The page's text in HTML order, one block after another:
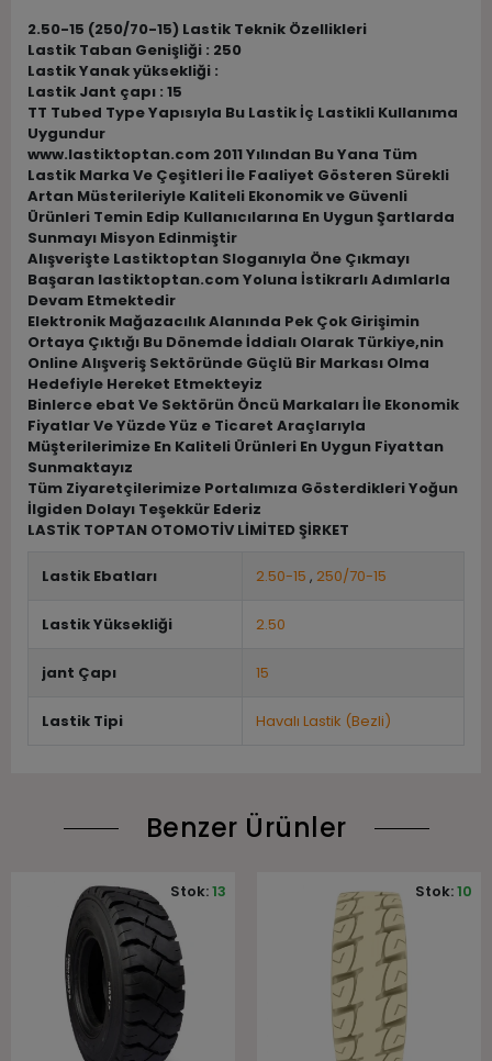
2.50-15 (250/70-15) Lastik Teknik Özellikleri
Lastik Taban Genişliği : 250
Lastik Yanak yüksekliği :
Lastik Jant çapı : 15
TT Tubed Type Yapısıyla Bu Lastik İç Lastikli Kullanıma
Uygundur
www.lastiktoptan.com 2011 Yılından Bu Yana Tüm
Lastik Marka Ve Çeşitleri İle Faaliyet Gösteren Sürekli
Artan Müsterileriyle Kaliteli Ekonomik ve Güvenli
Ürünleri Temin Edip Kullanıcılarına En Uygun Şartlarda
Sunmayı Misyon Edinmiştir
Alışverişte Lastiktoptan Sloganıyla Öne Çıkmayı
Başaran lastiktoptan.com Yoluna İstikrarlı Adımlarla
Devam Etmektedir
Elektronik Mağazacılık Alanında Pek Çok Girişimin
Ortaya Çıktığı Bu Dönemde İddialı Olarak Türkiye,nin
Online Alışveriş Sektöründe Güçlü Bir Markası Olma
Hedefiyle Hereket Etmekteyiz
Binlerce ebat Ve Sektörün Öncü Markaları İle Ekonomik
Fiyatlar Ve Yüzde Yüz e Ticaret Araçlarıyla
Müşterilerimize En Kaliteli Ürünleri En Uygun Fiyattan
Sunmaktayız
Tüm Ziyaretçilerimize Portalımıza Gösterdikleri Yoğun
İlgiden Dolayı Teşekkür Ederiz
LASTİK TOPTAN OTOMOTİV LİMİTED ŞİRKET
Lastik Ebatları 2.50-15 , 250/70-15
Lastik Yüksekliği 2.50
jant Çapı 15
Lastik Tipi Havalı Lastik (Bezli)
Benzer Ürünler
Stok:13 Stok:10